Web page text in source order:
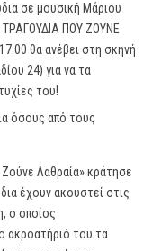
σε μουσική Μάριου
ΤΡΑΓΟΥΔΙΑ ΠΟΥ ΖΟΥΝΕ
θα ανέβει στη σκηνή
24) για να τα
του!
όσους από τους
Λαθραία» κράτησε
έχουν ακουστεί στις
ο οποίος
ακροατήριό του τα